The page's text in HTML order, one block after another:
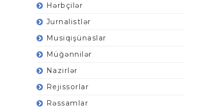
Hərbçilər
Jurnalistlər
Musiqişünaslar
Müğənnilər
Nazirlər
Rejissorlar
Rəssamlar